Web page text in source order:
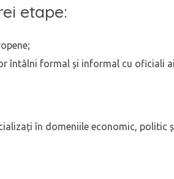
etape:
întâlni formal și informal cu oficiali ai
în domeniile economic, politic